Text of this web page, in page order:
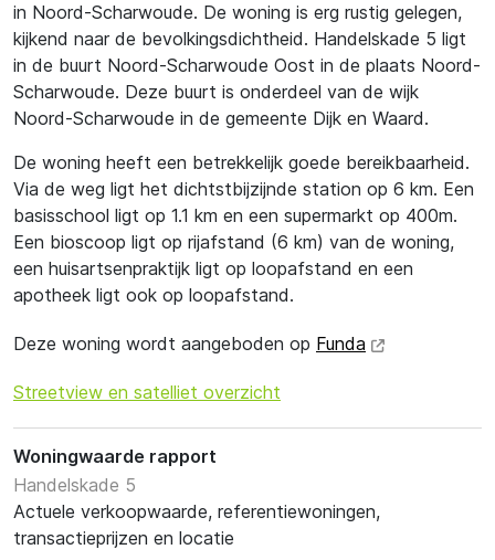
in Noord-Scharwoude. De woning is erg rustig gelegen,
kijkend naar de bevolkingsdichtheid. Handelskade 5 ligt
in de buurt Noord-Scharwoude Oost in de plaats Noord-
Scharwoude. Deze buurt is onderdeel van de wijk
Noord-Scharwoude in de gemeente Dijk en Waard.
De woning heeft een betrekkelijk goede bereikbaarheid.
Via de weg ligt het dichtstbijzijnde station op 6 km. Een
basisschool ligt op 1.1 km en een supermarkt op 400m.
Een bioscoop ligt op rijafstand (6 km) van de woning,
een huisartsenpraktijk ligt op loopafstand en een
apotheek ligt ook op loopafstand.
Deze woning wordt aangeboden op Funda
Streetview en satelliet overzicht
Woningwaarde rapport
Handelskade 5
Actuele verkoopwaarde, referentiewoningen,
transactieprijzen en locatie